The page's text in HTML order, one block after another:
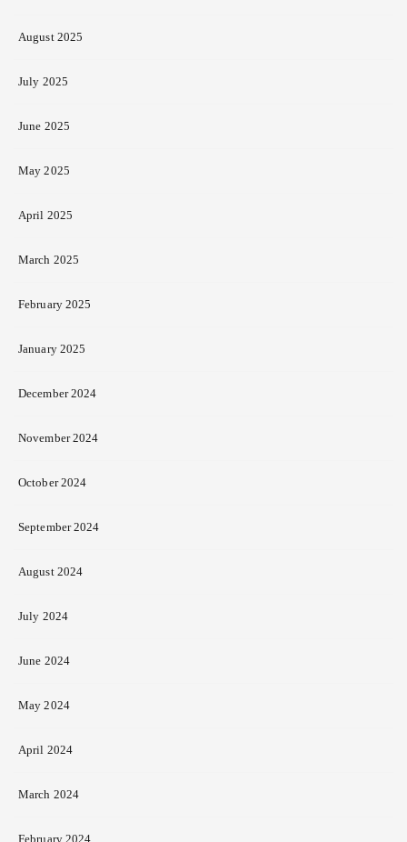
August 2025
July 2025
June 2025
May 2025
April 2025
March 2025
February 2025
January 2025
December 2024
November 2024
October 2024
September 2024
August 2024
July 2024
June 2024
May 2024
April 2024
March 2024
February 2024